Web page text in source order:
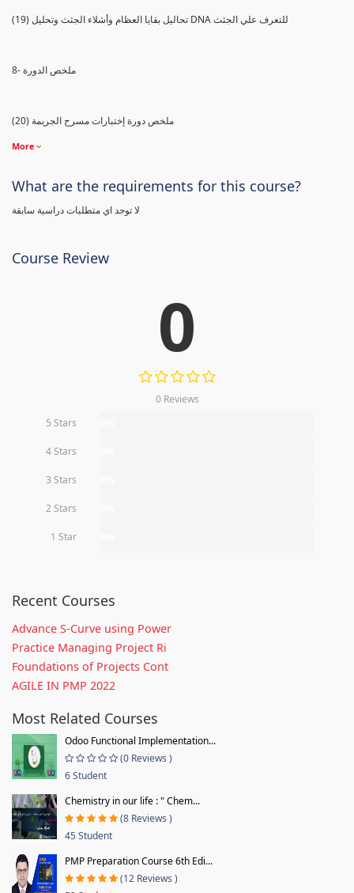
(19) تحاليل بقايا العظام وأشلاء الجثث وتحليل DNA للتعرف علي الجثث
8- ملخص الدورة
(20) ملخص دورة إختبارات مسرح الجريمة
More
What are the requirements for this course?
لا توجد اي متطلبات دراسية سابقة
Course Review
0
0 Reviews
5 Stars
4 Stars
3 Stars
2 Stars
1 Star
Recent Courses
Advance S-Curve using Power
Practice Managing Project Ri
Foundations of Projects Cont
AGILE IN PMP 2022
Most Related Courses
Odoo Functional Implementation...
(0 Reviews )
6 Student
Chemistry in our life : " Chem...
(8 Reviews )
45 Student
PMP Preparation Course 6th Edi...
(12 Reviews )